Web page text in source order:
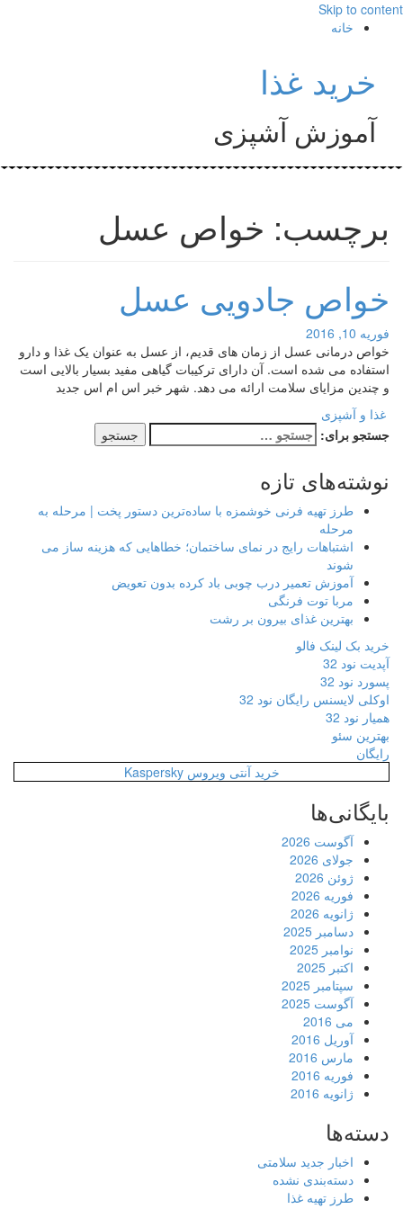
Skip to content
خانه
خرید غذا
آموزش آشپزی
برچسب: خواص عسل
خواص جادویی عسل
فوریه 10, 2016
خواص درمانی عسل از زمان های قدیم، از عسل به عنوان یک غذا و دارو
استفاده می شده است. آن دارای ترکیبات گیاهی مفید بسیار بالایی است
و چندین مزایای سلامت ارائه می دهد. شهر خبر اس ام اس جدید
غذا و آشپزی
جستجو برای:
نوشته‌های تازه
طرز تهیه فرنی خوشمزه با ساده‌ترین دستور پخت | مرحله به
مرحله
اشتباهات رایج در نمای ساختمان؛ خطاهایی که هزینه ساز می
شوند
آموزش تعمیر درب چوبی باد کرده بدون تعویض
مربا توت فرنگی
بهترین غذای بیرون بر رشت
خرید بک لینک فالو
آپدیت نود 32
پسورد نود 32
اوکلی لایسنس رایگان نود 32
همیار نود 32
بهترین سئو
رایگان
خرید آنتی ویروس Kaspersky
بایگانی‌ها
آگوست 2026
جولای 2026
ژوئن 2026
فوریه 2026
ژانویه 2026
دسامبر 2025
نوامبر 2025
اکتبر 2025
سپتامبر 2025
آگوست 2025
می 2016
آوریل 2016
مارس 2016
فوریه 2016
ژانویه 2016
دسته‌ها
اخبار جدید سلامتی
دسته‌بندی نشده
طرز تهیه غذا